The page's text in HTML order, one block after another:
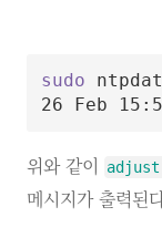
sudo
26 Feb
위와 같이
메시지가 출력된